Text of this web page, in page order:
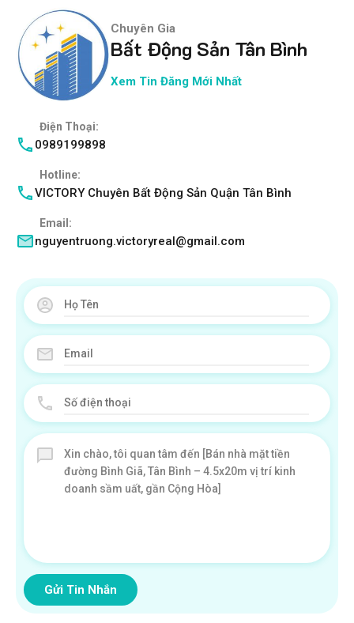
Chuyên Gia
Bất Động Sản Tân Bình
Xem Tin Đăng Mới Nhất
Điện Thoại:
0989199898
Hotline:
VICTORY Chuyên Bất Động Sản Quận Tân Bình
Email:
nguyentruong.victoryreal@gmail.com
Gửi Tin Nhắn